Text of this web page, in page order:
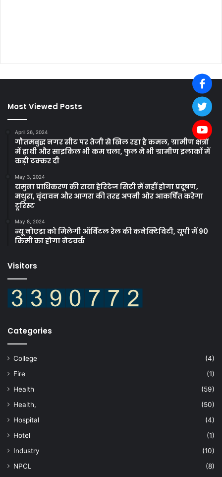
Most Viewed Posts
April 26, 2024
गौतमबुद्ध नगर सीट पर तेजी से खिल रहा है कमल, ग्रामीण क्षेत्रों
में हाथी और साइकिल भी कम चला, फुल ने भी ग्रामीण इलाकों में
कड़ी टक्कर दी
May 3, 2024
यमुना प्राधिकरण की राया हेरिटेज सिटी में नहीं होगा प्रदूषण,
मथुरा, वृंदावन और आगरा की तरह अपनी ओर आकर्षित करेगा
टूरिस्ट
May 8, 2024
न्यू नोएडा को मिलेगी ऑर्बिटल रेल की कनेक्टिविटी, यूपी में 90
किमी का होगा नेटवर्क
Visitors
Categories
College
(4)
Fire
(1)
Health
(59)
Health,
(50)
Hospital
(4)
Hotel
(1)
Industry
(10)
NPCL
(8)